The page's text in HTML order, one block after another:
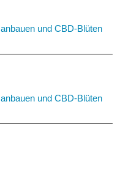
und CBD-Blüten
und CBD-Blüten